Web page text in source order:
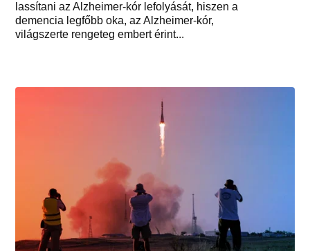
lassítani az Alzheimer-kór lefolyását, hiszen a
demencia legfőbb oka, az Alzheimer-kór,
világszerte rengeteg embert érint...